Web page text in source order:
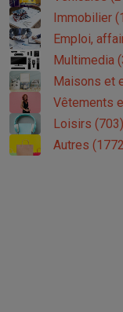
Immobilier
Emploi,
Multimedia
Maisons et
Vêtements
Loisirs (703)
Autres